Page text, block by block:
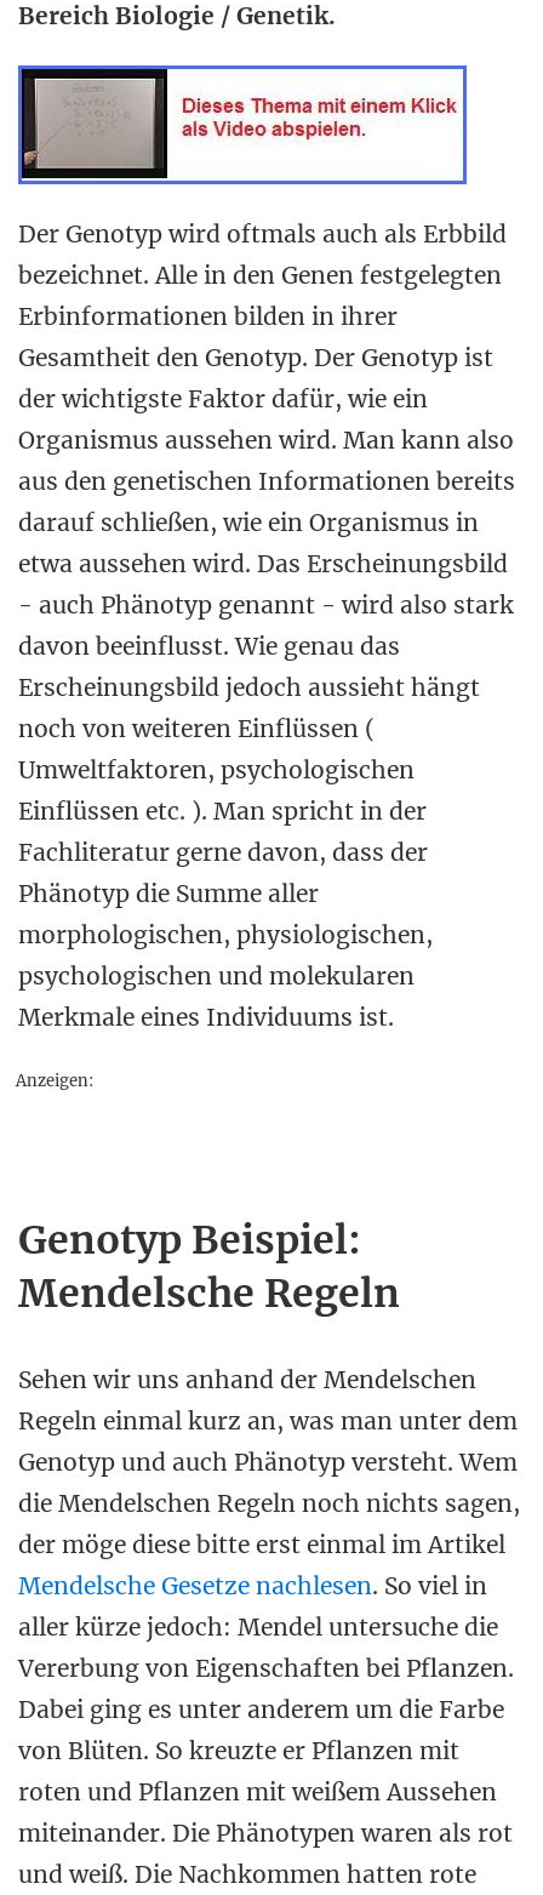
Bereich Biologie / Genetik.
Der Genotyp wird oftmals auch als Erbbild
bezeichnet. Alle in den Genen festgelegten
Erbinformationen bilden in ihrer
Gesamtheit den Genotyp. Der Genotyp ist
der wichtigste Faktor dafür, wie ein
Organismus aussehen wird. Man kann also
aus den genetischen Informationen bereits
darauf schließen, wie ein Organismus in
etwa aussehen wird. Das Erscheinungsbild
- auch Phänotyp genannt - wird also stark
davon beeinflusst. Wie genau das
Erscheinungsbild jedoch aussieht hängt
noch von weiteren Einflüssen (
Umweltfaktoren, psychologischen
Einflüssen etc. ). Man spricht in der
Fachliteratur gerne davon, dass der
Phänotyp die Summe aller
morphologischen, physiologischen,
psychologischen und molekularen
Merkmale eines Individuums ist.
Anzeigen:
Genotyp Beispiel:
Mendelsche Regeln
Sehen wir uns anhand der Mendelschen
Regeln einmal kurz an, was man unter dem
Genotyp und auch Phänotyp versteht. Wem
die Mendelschen Regeln noch nichts sagen,
der möge diese bitte erst einmal im Artikel
Mendelsche Gesetze nachlesen. So viel in
aller kürze jedoch: Mendel untersuche die
Vererbung von Eigenschaften bei Pflanzen.
Dabei ging es unter anderem um die Farbe
von Blüten. So kreuzte er Pflanzen mit
roten und Pflanzen mit weißem Aussehen
miteinander. Die Phänotypen waren als rot
und weiß. Die Nachkommen hatten rote